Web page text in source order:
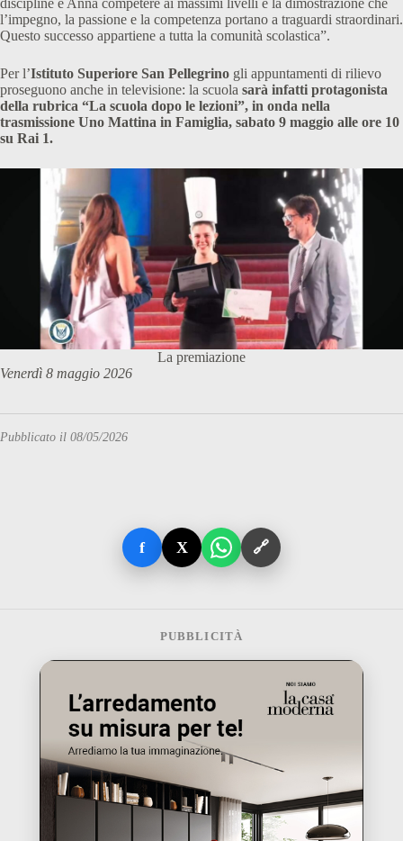
discipline e Anna competere ai massimi livelli è la dimostrazione che
l’impegno, la passione e la competenza portano a traguardi straordinari.
Questo successo appartiene a tutta la comunità scolastica”.
Per l’Istituto Superiore San Pellegrino gli appuntamenti di rilievo
proseguono anche in televisione: la scuola sarà infatti protagonista
della rubrica “La scuola dopo le lezioni”, in onda nella
trasmissione Uno Mattina in Famiglia, sabato 9 maggio alle ore 10
su Rai 1.
La premiazione
Venerdì 8 maggio 2026
Pubblicato il 08/05/2026
f X 🔗
PUBBLICITÀ